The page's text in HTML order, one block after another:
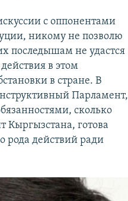
с оппонентами
никому не позволю
последышам не удастся
в этом
в стране. В
Парламент,
сколько
готова
рода действий ради